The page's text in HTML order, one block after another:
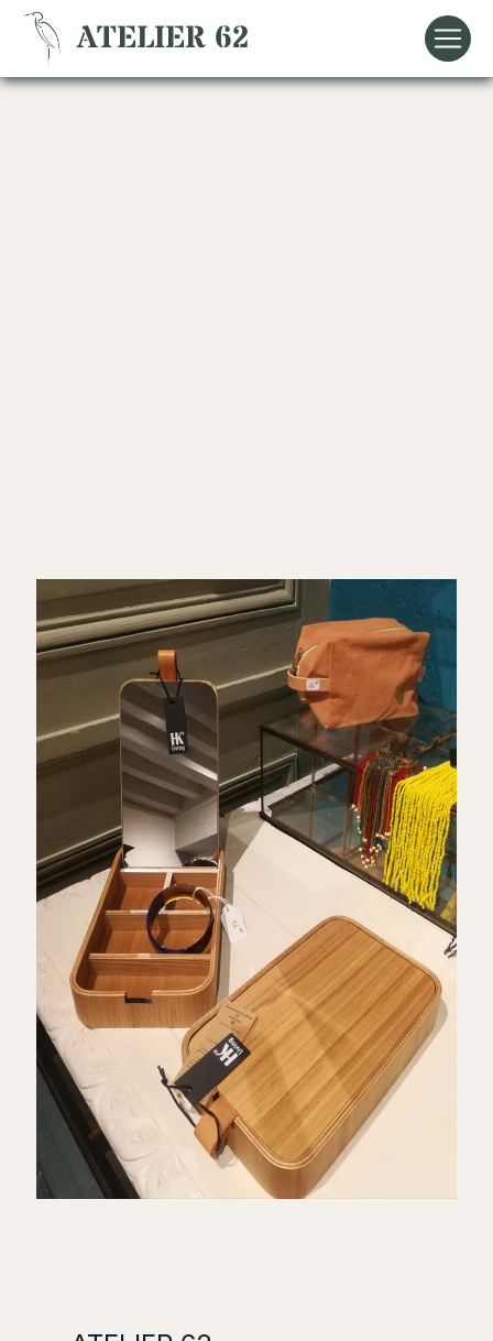
ATELIER 62
Panneau de gestion des cookies